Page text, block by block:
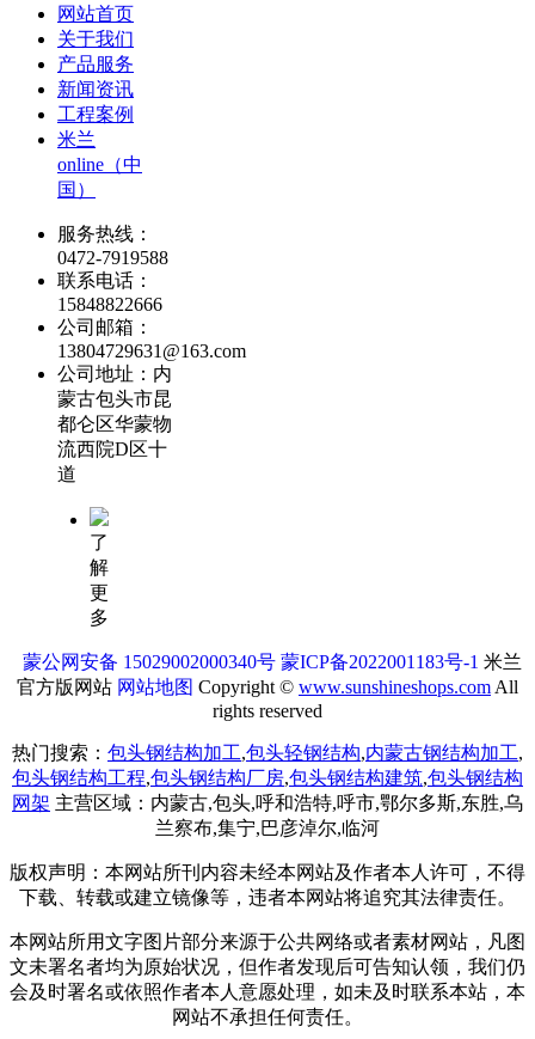
网站首页
关于我们
产品服务
新闻资讯
工程案例
米兰
online（中
国）
服务热线：
0472-7919588
联系电话：
15848822666
公司邮箱：
13804729631@163.com
公司地址：内
蒙古包头市昆
都仑区华蒙物
流西院D区十
道
了
解
更
多
蒙公网安备 15029002000340号 蒙ICP备2022001183号-1 米兰
官方版网站 网站地图 Copyright © www.sunshineshops.com All
rights reserved
热门搜索： 包头钢结构加工,包头轻钢结构,内蒙古钢结构加工,
包头钢结构工程,包头钢结构厂房,包头钢结构建筑,包头钢结构
网架 主营区域：内蒙古,包头,呼和浩特,呼市,鄂尔多斯,东胜,乌
兰察布,集宁,巴彦淖尔,临河
版权声明：本网站所刊内容未经本网站及作者本人许可，不得
下载、转载或建立镜像等，违者本网站将追究其法律责任。
本网站所用文字图片部分来源于公共网络或者素材网站，凡图
文未署名者均为原始状况，但作者发现后可告知认领，我们仍
会及时署名或依照作者本人意愿处理，如未及时联系本站，本
网站不承担任何责任。